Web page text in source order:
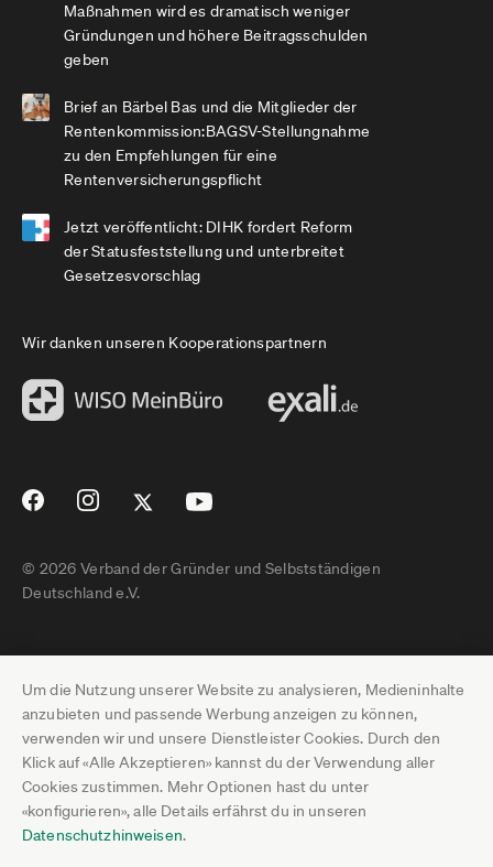
Um die Nutzung unserer Website zu analysieren, Medieninhalte
anzubieten und passende Werbung anzeigen zu können,
verwenden wir und unsere Dienstleister Cookies. Durch den
Klick auf «Alle Akzeptieren» kannst du der Verwendung aller
Cookies zustimmen. Mehr Optionen hast du unter
«konfigurieren», alle Details erfährst du in unseren
Datenschutzhinweisen.
Maßnahmen wird es dramatisch weniger
Gründungen und höhere Beitragsschulden
geben
Brief an Bärbel Bas und die Mitglieder der
Rentenkommission:BAGSV-Stellungnahme
zu den Empfehlungen für eine
Rentenversicherungspflicht
Jetzt veröffentlicht: DIHK fordert Reform
der Statusfeststellung und unterbreitet
Gesetzesvorschlag
Wir danken unseren Kooperationspartnern
© 2026 Verband der Gründer und Selbstständigen
Deutschland e.V.
Impressum
Datenschutz
Pressebereich
Jobs